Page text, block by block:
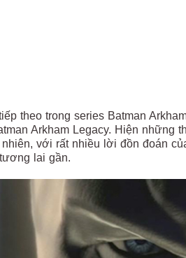
theo trong series Batman
Arkham Legacy. Hiện những
với rất nhiều lời đồn đoán
lai gần.